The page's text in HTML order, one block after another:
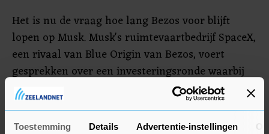
Toestemming Details Advertentie-instellingen
Het is nu de vraag hoe lang Bezos voor blijft
lopen op Musk. Musk's ruimtevaartbedrijf SpaceX,
een rivaal van Blue Origin van Bezos, voert
gesprekken over een investeringsronde waarbij
een prijskaartje aan SpaceX kan worden
gehangen van 92 miljard dollar. Dat is twee keer
zoveel als de huidige waarde van SpaceX.